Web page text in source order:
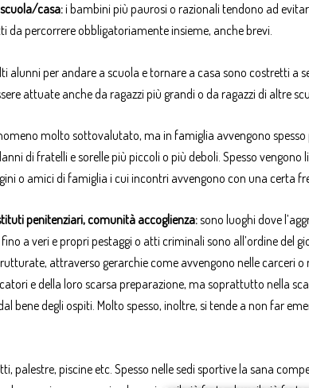
casa:i bambini più paurosi o razionali tendono ad
da percorrere obbligatoriamente insieme, anche brevi.
alunni per andare a scuola e tornare a casa sono costretti a
attuate anche da ragazzi più grandi o da ragazzi di altre
molto sottovalutato, ma in famiglia avvengono
di fratelli e sorelle più piccoli o più deboli. Spesso
o amici di famiglia i cui incontri avvengono con una certa
penitenziari, comunità accoglienza:sono luoghi dove
a veri e propri pestaggi o atti criminali sono all’ordine del
attraverso gerarchie come avvengono nelle carceri
e della loro scarsa preparazione, ma soprattutto nella
bene degli ospiti. Molto spesso, inoltre, si tende a non far
palestre, piscine etc. Spesso nelle sedi sportive la sana